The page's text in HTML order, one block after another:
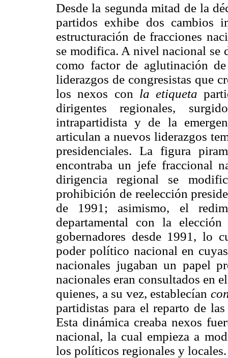
Desde la segunda mitad de la
partidos exhibe dos cambios
estructuración de fracciones
se modifica. A nivel nacional se
como factor de aglutinación
liderazgos de congresistas que
los nexos con la etiqueta
dirigentes regionales,
intrapartidista y de la
articulan a nuevos liderazgos
presidenciales. La figura
encontraba un jefe fraccional
dirigencia regional se
prohibición de reelección
de 1991; asimismo, el
departamental con la
gobernadores desde 1991, lo
poder político nacional en
nacionales jugaban un papel
nacionales eran consultados en
quienes, a su vez, establecían
partidistas para el reparto de
Esta dinámica creaba nexos
nacional, la cual empieza a
los políticos regionales y locales.